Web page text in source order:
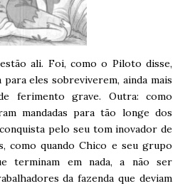
ali. Foi, como o Piloto disse,
eles sobreviverem, ainda mais
ferimento grave. Outra: como
mandadas para tão longe dos
pelo seu tom inovador de
como quando Chico e seu grupo
terminam em nada, a não ser
da fazenda que deviam